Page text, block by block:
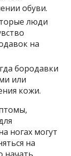
обуви.
люди
на
бородавки
или
кожи.
ногах могут
на